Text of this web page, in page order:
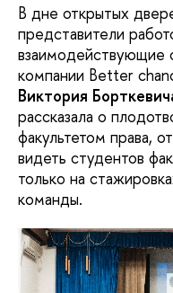
В дне открытых
представители
взаимодействующие
компании Better
Виктория
рассказала о
факультетом права,
видеть студентов
только на
команды.